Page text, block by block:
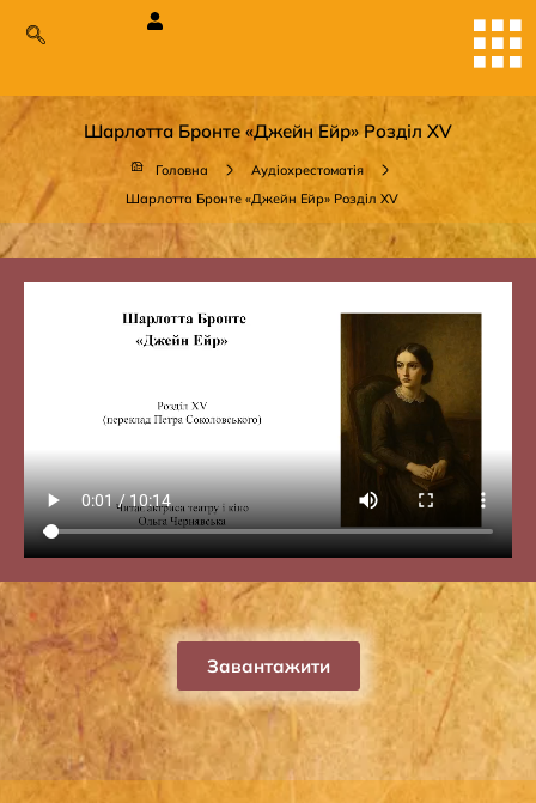
Шарлотта Бронте «Джейн Ейр» Розділ XV
Головна
Аудіохрестоматія
Шарлотта Бронте «Джейн Ейр» Розділ XV
Завантажити